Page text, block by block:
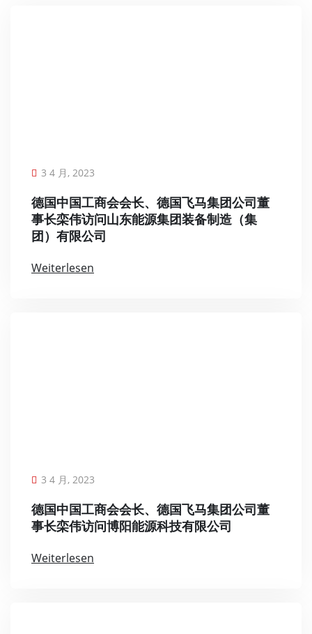
3 4 月, 2023
德国中国工商会会长、德国飞马集团公司董
事长栾伟访问山东能源集团装备制造（集
团）有限公司
Weiterlesen
3 4 月, 2023
德国中国工商会会长、德国飞马集团公司董
事长栾伟访问博阳能源科技有限公司
Weiterlesen